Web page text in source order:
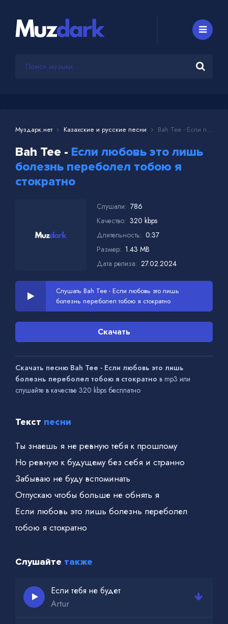
Муздарк.нет Казахские и русские песни Bah Tee - Если любовь это лишь болезнь переболел тобою я стократно
Bah Tee - Если любовь это лишь
болезнь переболел тобою я
стократно
Слушали: 786
Качество: 320 kbps
Длительность: 0:37
Размер: 1.43 MB
Дата релиза: 27.02.2024
Слушать Bah Tee - Если любовь это лишь
болезнь переболел тобою я стократно
Скачать
Скачать песню Bah Tee - Если любовь это лишь
болезнь переболел тобою я стократно в mp3 или
слушайте в качестве 320 kbps бесплатно
Текст песни
Ты знаешь я не ревную тебя к прошлому
Но ревную к будущему без себя и странно
Забываю не буду вспоминать
Отпускаю чтобы больше не обнять я
Если любовь это лишь болезнь переболел
тобою я стократно
Слушайте также
Если тебя не будет
Artur